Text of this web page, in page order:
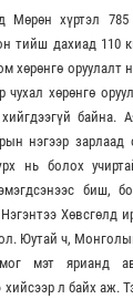
Мөрөн хүртэл
тийш дахиад 110
хөрөнгө оруулалт
хөрөнгө
байна.
нэгээр
нь болох
биш,
Нэгэнтээ Хөвсгөлд
Юутай ч,
мэт ярианд
хийсээр л байх аж.